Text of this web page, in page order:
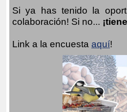
Si ya has tenido la
colaboración! Si no...
Link a la encuesta aquí!